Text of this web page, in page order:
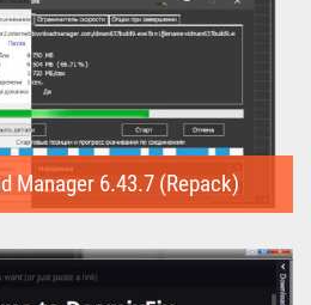
Manager 6.43.7 (Repack)
для...